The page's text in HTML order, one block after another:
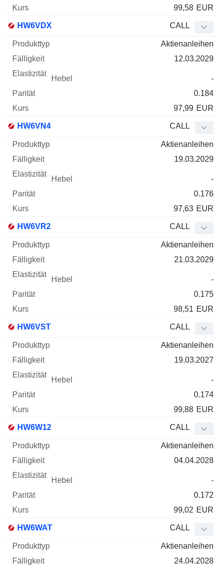
99,58 EUR
HW6VDX CALL
Aktienanleihen
12.03.2029
-
0.184
97,99 EUR
HW6VN4 CALL
Aktienanleihen
19.03.2029
-
0.176
97,63 EUR
HW6VR2 CALL
Aktienanleihen
21.03.2029
-
0.175
98,51 EUR
HW6VST CALL
Aktienanleihen
19.03.2027
-
0.174
99,88 EUR
HW6W12 CALL
Aktienanleihen
04.04.2028
-
0.172
99,02 EUR
HW6WAT CALL
Aktienanleihen
24.04.2028